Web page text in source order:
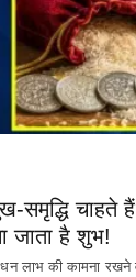
समृद्धि चाहते
जाता है शुभ!
लाभ की कामना रखने